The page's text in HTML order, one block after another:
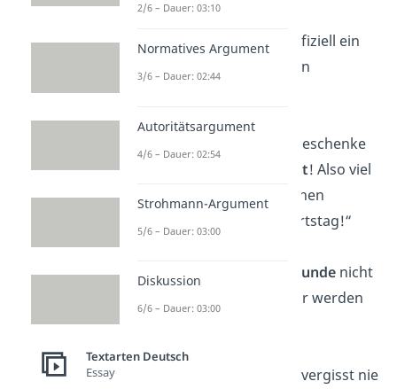
„Ab heute bist du offiziell ein
! Herzlichen
„Freunde sind wie Geschenke
Rückgaberecht! Also viel
Spaß mit mir und einen
fantastischen Geburtstag!“
„Freunde lassen Freundenicht
allein alt werden. Wir werden
„Ein wahrer Freund vergisst nie
2/6 – Dauer: 03:10
Normatives Argument
3/6 – Dauer: 02:44
Autoritätsargument
4/6 – Dauer: 02:54
Strohmann-Argument
5/6 – Dauer: 03:00
Diskussion
6/6 – Dauer: 03:00
Textarten Deutsch
Essay